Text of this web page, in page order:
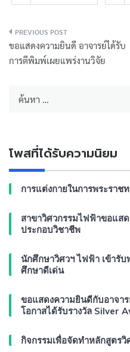
แนะแนว
เรื่อง
ขอแสดงความยินดี อาจารย์ได้รับ
การตีพิมพ์เผยแพร่งานวิจัย
ค้นหา
โพสที่ได้รับความนิยม
การแต่งกายในการพระรา
สาขาวิศวกรรมไฟฟ้าขอแส
ประกอบวิชาชีพ
นักศึกษาวิศวฯ ไฟฟ้า เข้ารับ
ศึกษาดีเด่น
ขอแสดงความยินดีกับอาจา
โอกาสได้รับรางวัล Silver
กิจกรรมเพื่อจัดทำหลักสูตร